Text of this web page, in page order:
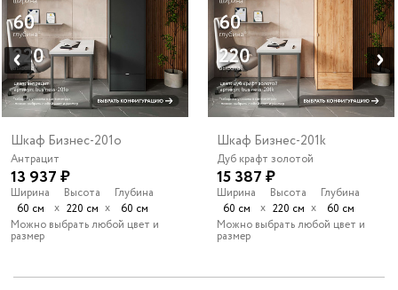
Шкаф Бизнес-201o
Антрацит
13 937 ₽
Ширина
60 см
х
Высота
220 см х
Глубина
60 см
Можно выбрать любой цвет и
размер
Шкаф Бизнес-201k
Дуб крафт золотой
15 387 ₽
Ширина
60 см
х
Высота
220 см х
Глубина
60 см
Можно выбрать любой цвет и
размер